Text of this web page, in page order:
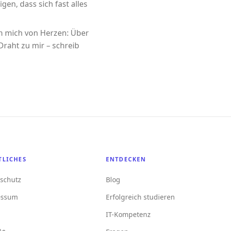
dass sich fast alles
mich von Herzen: Über
zu mir – schreib
ENTDECKEN
Blog
Erfolgreich studieren
IT-Kompetenz